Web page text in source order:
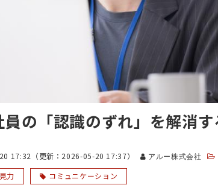
員の「認識のずれ」を解消
17:32 （更新： 2026-05-20 17:37） アルー株式会社
力
コミュニケーション